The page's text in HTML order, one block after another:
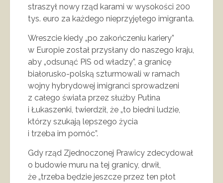
straszył nowy rząd karami w wysokości 200
tys. euro za każdego nieprzyjętego imigranta.
Wreszcie kiedy „po zakończeniu kariery”
w Europie został przysłany do naszego kraju,
aby „odsunąć PiS od władzy”, a granicę
białorusko-polską szturmowali w ramach
wojny hybrydowej imigranci sprowadzeni
z całego świata przez służby Putina
i Łukaszenki, twierdził, że „to biedni ludzie,
którzy szukają lepszego życia
i trzeba im pomóc”.
Gdy rząd Zjednoczonej Prawicy zdecydował
o budowie muru na tej granicy, drwił,
że „trzeba będzie jeszcze przez ten płot